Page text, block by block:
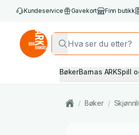
Kundeservice Gavekort Finn butikk
BøkerBarnas ARKSpill
/ Bøker /